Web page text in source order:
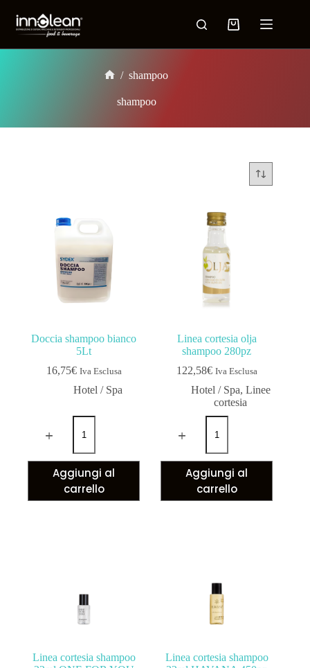
/ shampoo
shampoo
Doccia shampoo bianco
5Lt
16,75€ Iva Esclusa
Hotel / Spa
Aggiungi al
carrello
Linea cortesia olja
shampoo 280pz
122,58€ Iva Esclusa
Hotel / Spa, Linee
cortesia
Aggiungi al
carrello
Linea cortesia shampoo
Linea cortesia shampoo